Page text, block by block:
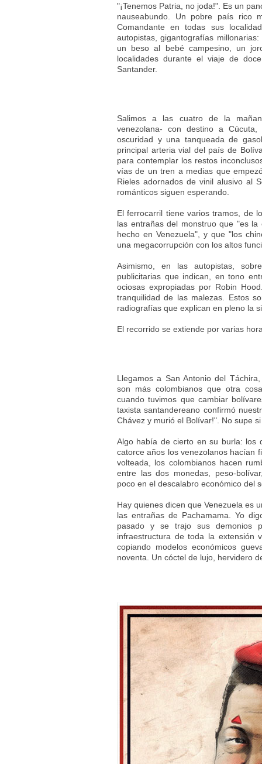
"¡Tenemos Patria, no joda!". Es un
nauseabundo. Un pobre país rico
Comandante en todas sus
autopistas, gigantografías
un beso al bebé campesino, un
localidades durante el viaje de
Santander.
Salimos a las cuatro de la
venezolana- con destino a
oscuridad y una tanqueada de
principal arteria vial del país de
para contemplar los restos
vías de un tren a medias que
Rieles adornados de vinil alusivo al
románticos siguen esperando.
El ferrocarril tiene varios tramos, de
las entrañas del monstruo que "es
hecho en Venezuela", y que "los
una megacorrupción con los altos
Asimismo, en las autopistas,
publicitarias que indican, en tono
ociosas expropiadas por Robin
tranquilidad de las malezas. Estos
radiografías que explican en pleno la
El recorrido se extiende por varias
Llegamos a San Antonio del
son más colombianos que otra
cuando tuvimos que cambiar
taxista santandereano confirmó
Chávez y murió el Bolívar!". No supe
Algo había de cierto en su burla: los
catorce años los venezolanos hacían
volteada, los colombianos hacen
entre las dos monedas, peso-
poco en el descalabro económico del
Hay quienes dicen que Venezuela es
las entrañas de Pachamama. Yo
pasado y se trajo sus demonios
infraestructura de toda la extensión
copiando modelos económicos
noventa. Un cóctel de lujo, hervidero